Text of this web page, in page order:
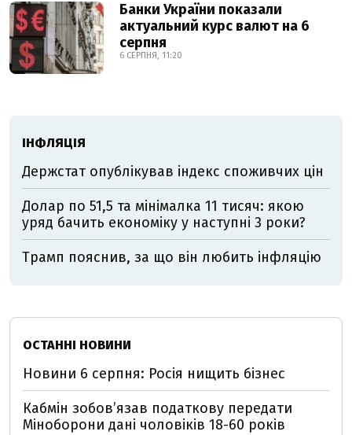
Банки України показали
актуальний курс валют на 6
серпня
6 СЕРПНЯ, 11:20
ІНФЛЯЦІЯ
Держстат опублікував індекс споживчих цін
Долар по 51,5 та мінімалка 11 тисяч: якою
уряд бачить економіку у наступні 3 роки?
Трамп пояснив, за що він любить інфляцію
ОСТАННІ НОВИНИ
Новини 6 серпня: Росія нищить бізнес
Кабмін зобовʼязав податкову передати
Міноборони дані чоловіків 18-60 років